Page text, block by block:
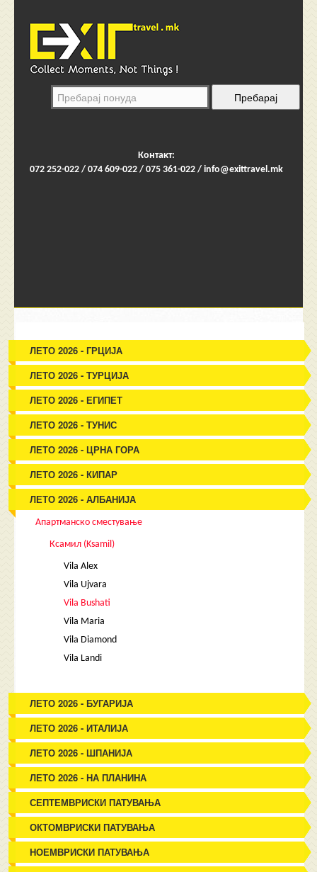
Контакт:
072 252-022 / 074 609-022 / 075 361-022 / info@exittravel.mk
ЛЕТО 2026 - ГРЦИЈА
ЛЕТО 2026 - ТУРЦИЈА
ЛЕТО 2026 - ЕГИПЕТ
ЛЕТО 2026 - ТУНИС
ЛЕТО 2026 - ЦРНА ГОРА
ЛЕТО 2026 - КИПАР
ЛЕТО 2026 - АЛБАНИЈА
Апартманско сместување
Ксамил (Ksamil)
Vila Alex
Vila Ujvara
Vila Bushati
Vila Maria
Vila Diamond
Vila Landi
ЛЕТО 2026 - БУГАРИЈА
ЛЕТО 2026 - ИТАЛИЈА
ЛЕТО 2026 - ШПАНИЈА
ЛЕТО 2026 - НА ПЛАНИНА
СЕПТЕМВРИСКИ ПАТУВАЊА
ОКТОМВРИСКИ ПАТУВАЊА
НОЕМВРИСКИ ПАТУВАЊА